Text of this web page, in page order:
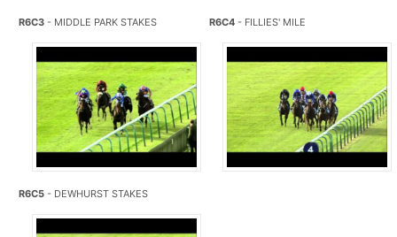
R6C3 - MIDDLE PARK STAKES R6C4 - FILLIES' MILE
R6C5 - DEWHURST STAKES